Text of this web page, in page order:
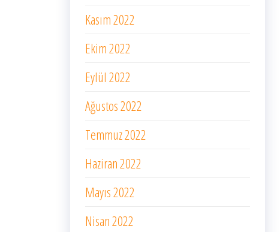
Kasım 2022
Ekim 2022
Eylül 2022
Ağustos 2022
Temmuz 2022
Haziran 2022
Mayıs 2022
Nisan 2022